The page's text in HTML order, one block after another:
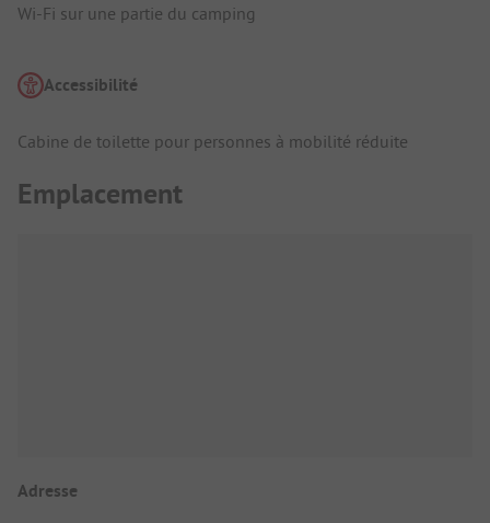
Wi-Fi sur une partie du camping
Accessibilité
Cabine de toilette pour personnes à mobilité réduite
Emplacement
Adresse